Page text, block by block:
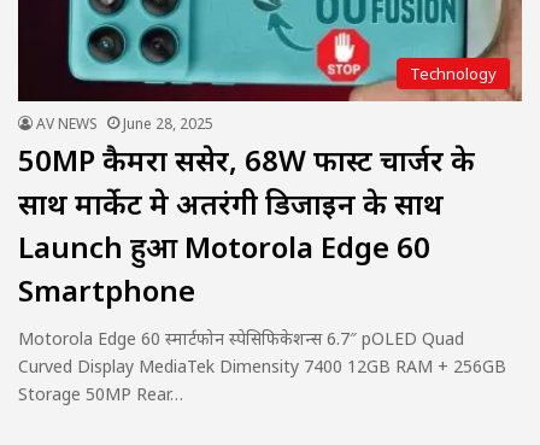
Technology
AV NEWS June 28, 2025
50MP कैमरा सेंसेर, 68W फास्ट चार्जर के
साथ मार्केट मे अतरंगी डिजाइन के साथ
Launch हुआ Motorola Edge 60
Smartphone
Motorola Edge 60 स्मार्टफोन स्पेसिफिकेशन्स 6.7″ pOLED Quad
Curved Display MediaTek Dimensity 7400 12GB RAM + 256GB
Storage 50MP Rear…